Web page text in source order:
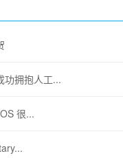
功拥抱人工...
很...